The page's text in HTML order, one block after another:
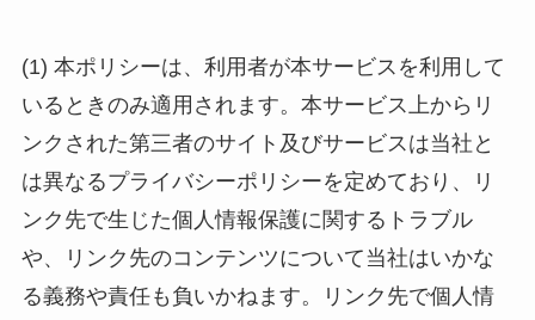
(1) 本ポリシーは、利用者が本サービスを利用して
いるときのみ適用されます。本サービス上からリ
ンクされた第三者のサイト及びサービスは当社と
は異なるプライバシーポリシーを定めており、リ
ンク先で生じた個人情報保護に関するトラブル
や、リンク先のコンテンツについて当社はいかな
る義務や責任も負いかねます。リンク先で個人情